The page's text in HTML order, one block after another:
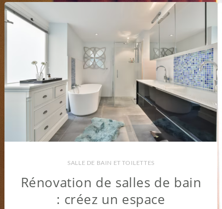
SALLE DE BAIN ET TOILETTES
Rénovation de salles de bain
: créez un espace